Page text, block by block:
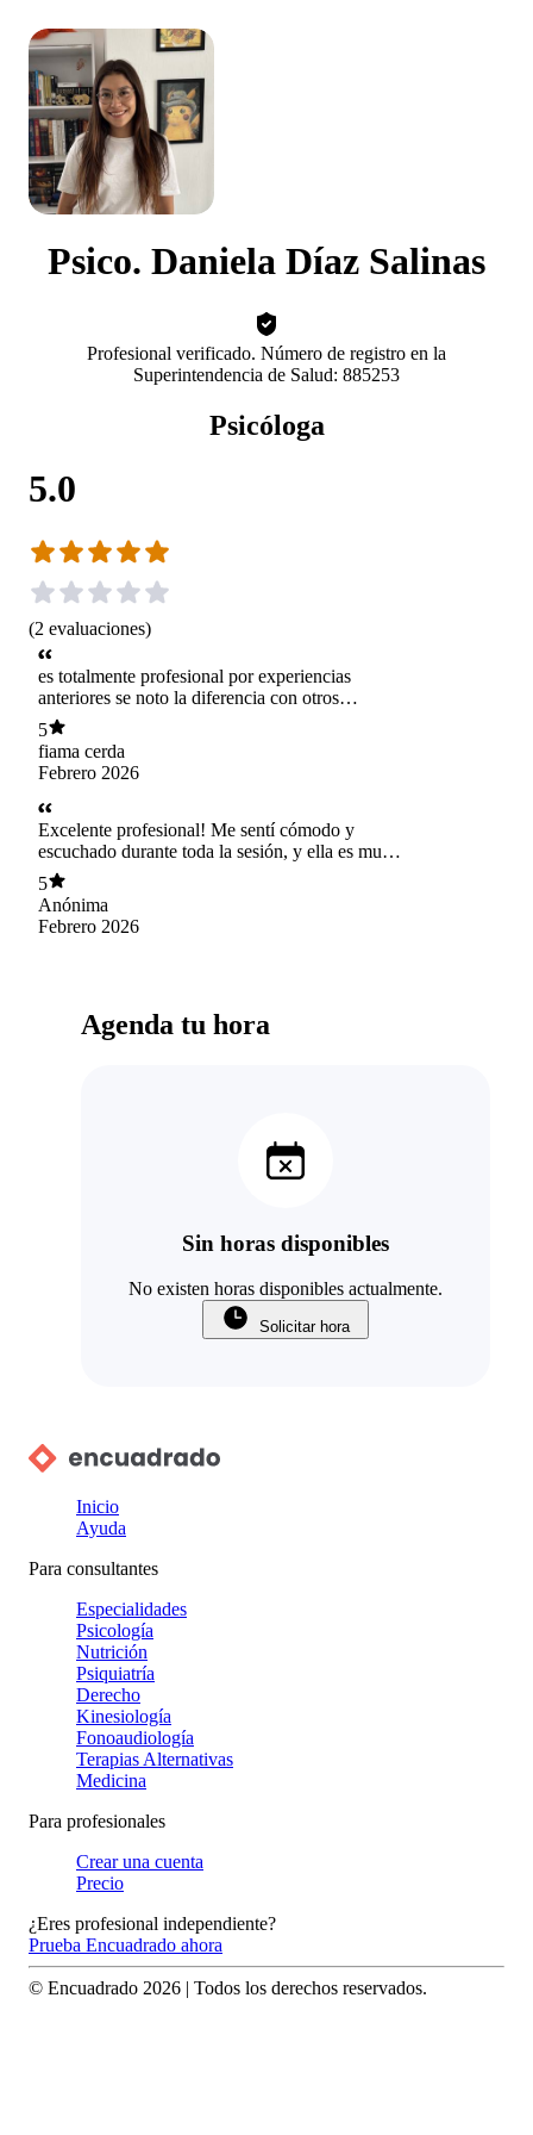
Psico. Daniela Díaz Salinas
Profesional verificado. Número de registro en la
Superintendencia de Salud: 885253
Psicóloga
5.0
(2 evaluaciones)
es totalmente profesional por experiencias
anteriores se noto la diferencia con otros
profesionales y ella destaco al 100% es
totalmente dedicada a su labor y muy
comprometida Es muy empatica y se dedica a
explicar a detalles lo que me hizo sentir cómoda
y ayuda bastante. No duden en confiar en su
profesionalismo La recomiendo de todas
maneras
5
fiama cerda
Febrero 2026
Excelente profesional! Me sentí cómodo y
escuchado durante toda la sesión, y ella es muy
simpática, lo que hace todo mucho mas ameno
100% recomendada
5
Anónima
Febrero 2026
Agenda tu hora
Sin horas disponibles
No existen horas disponibles actualmente.
Solicitar hora
Inicio
Ayuda
Para consultantes
Especialidades
Psicología
Nutrición
Psiquiatría
Derecho
Kinesiología
Fonoaudiología
Terapias Alternativas
Medicina
Para profesionales
Crear una cuenta
Precio
¿Eres profesional independiente?
Prueba Encuadrado ahora
© Encuadrado 2026 | Todos los derechos reservados.